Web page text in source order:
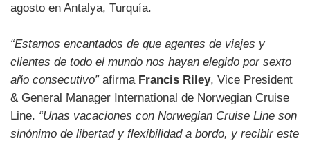
agosto en Antalya, Turquía.
“Estamos encantados de que agentes de viajes y
clientes de todo el mundo nos hayan elegido por sexto
año consecutivo” afirma Francis Riley, Vice President
& General Manager International de Norwegian Cruise
Line. “Unas vacaciones con Norwegian Cruise Line son
sinónimo de libertad y flexibilidad a bordo, y recibir este